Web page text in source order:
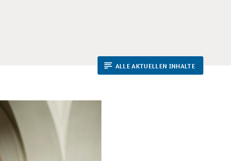
ALLE AKTUELLEN INHALTE